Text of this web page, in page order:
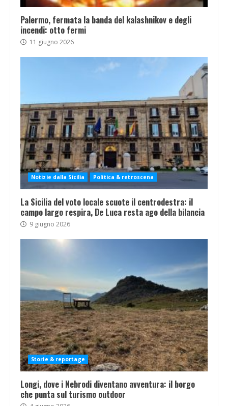
Palermo, fermata la banda del kalashnikov e degli
incendi: otto fermi
11 giugno 2026
Notizie dalla Sicilia Politica & retroscena
La Sicilia del voto locale scuote il centrodestra: il
campo largo respira, De Luca resta ago della bilancia
9 giugno 2026
Storie & reportage
Longi, dove i Nebrodi diventano avventura: il borgo
che punta sul turismo outdoor